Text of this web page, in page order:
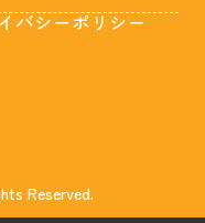
バシーポリシー
Reserved.